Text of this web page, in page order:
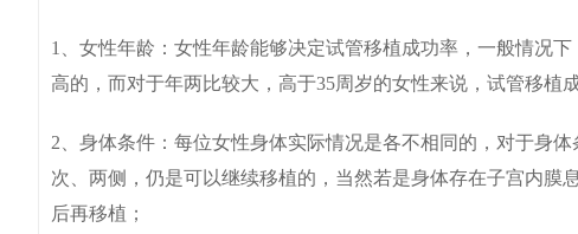
1、女性年龄：女性年龄能够决定试管移植成功率，一般情况
高的，而对于年两比较大，高于35周岁的女性来说，试管移植
2、身体条件：每位女性身体实际情况是各不相同的，对于身
次、两侧，仍是可以继续移植的，当然若是身体存在子宫内膜
后再移植；